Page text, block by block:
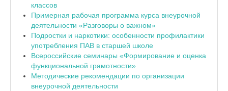
классов
Примерная рабочая программа курса внеурочной
деятельности «Разговоры о важном»
Подростки и наркотики: особенности профилактики
употребления ПАВ в старшей школе
Всероссийские семинары «Формирование и оценка
функциональной грамотности»
Методические рекомендации по организации
внеурочной деятельности